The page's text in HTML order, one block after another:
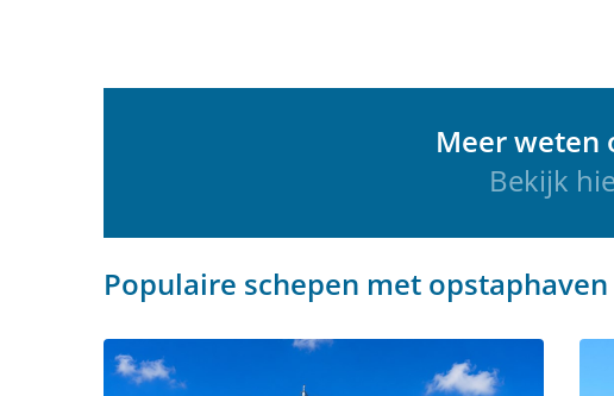
Meer weten
Bekijk
Populaire schepen met